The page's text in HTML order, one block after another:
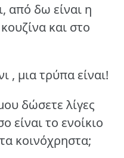
από δω είναι η
και στο
μια τρύπα είναι!
δώσετε λίγες
είναι το ενοίκιο
κοινόχρηστα;